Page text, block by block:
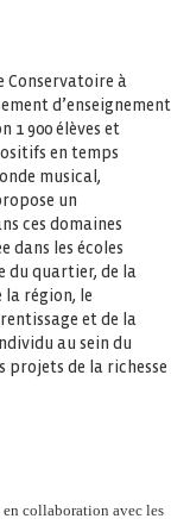
Conservatoire à
d’enseignement
1 900 élèves et
en temps
musical,
un
ces domaines
dans les écoles
du quartier, de la
région, le
et de la
au sein du
de la richesse
collaboration avec les